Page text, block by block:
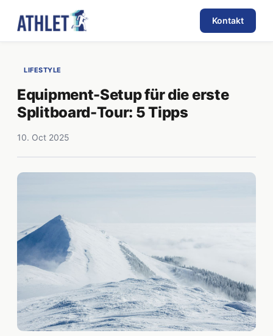
Kontakt
LIFESTYLE
Equipment-Setup für die erste
Splitboard-Tour: 5 Tipps
10. Oct 2025